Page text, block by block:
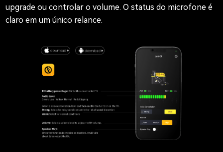
upgrade ou controlar o volume. O status do microfone é
claro em um único relance.